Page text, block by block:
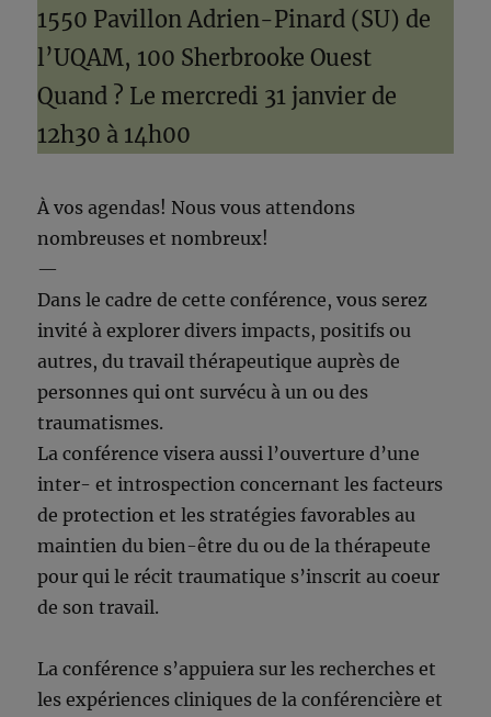
1550 Pavillon Adrien-Pinard (SU) de
l’UQAM, 100 Sherbrooke Ouest
Quand ? Le mercredi 31 janvier de
12h30 à 14h00
À vos agendas! Nous vous attendons
nombreuses et nombreux!
—
Dans le cadre de cette conférence, vous serez
invité à explorer divers impacts, positifs ou
autres, du travail thérapeutique auprès de
personnes qui ont survécu à un ou des
traumatismes.
La conférence visera aussi l’ouverture d’une
inter- et introspection concernant les facteurs
de protection et les stratégies favorables au
maintien du bien-être du ou de la thérapeute
pour qui le récit traumatique s’inscrit au coeur
de son travail.
La conférence s’appuiera sur les recherches et
les expériences cliniques de la conférencière et